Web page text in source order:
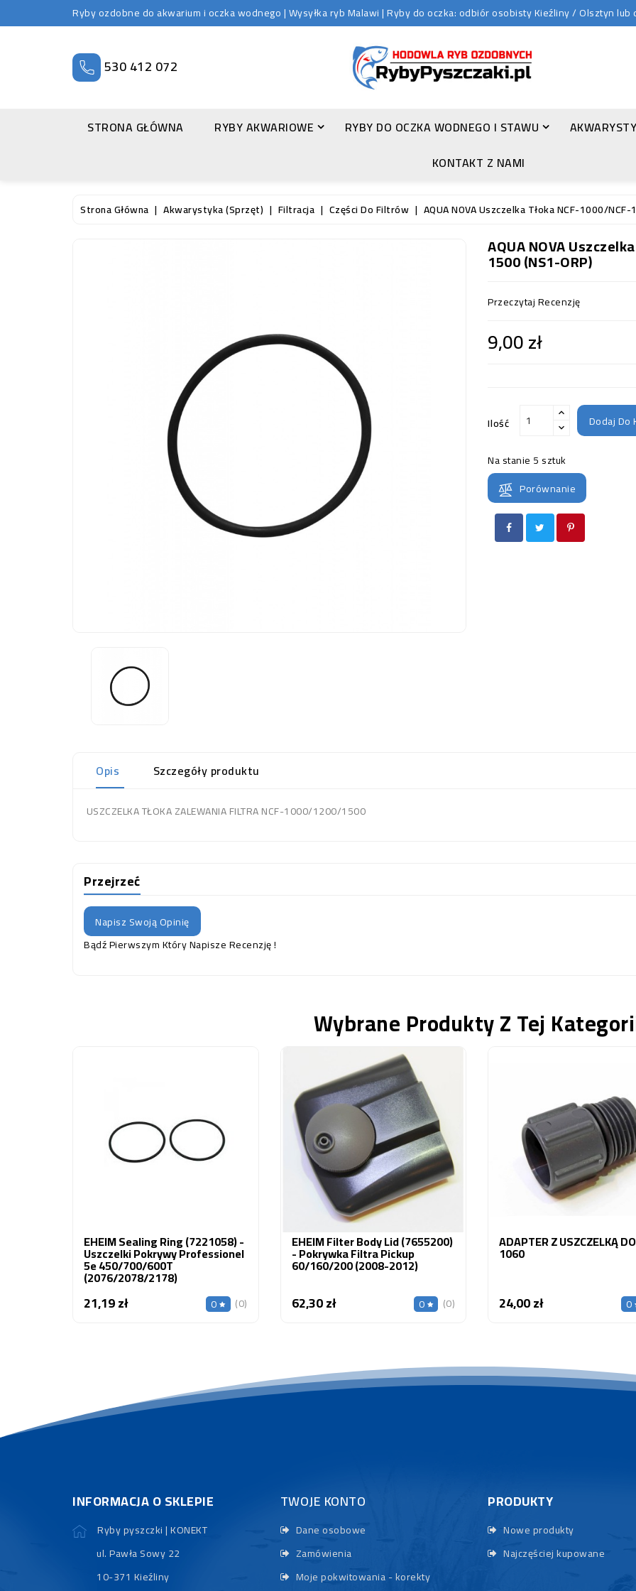
Ryby ozdobne do akwarium i oczka wodnego | Wysyłka ryb Malawi | Ryby do oczka: odbiór osobisty Kieźliny / Olsztyn
530 412 072
STRONA GŁÓWNA RYBY AKWARIOWE RYBY DO OCZKA WODNEGO I STAWU
KONTAKT Z NAMI
Strona Główna Akwarystyka (sprzęt) Filtracja Części Do Filtrów AQUA NOVA Uszczelka Tłoka NCF-1000/
AQUA NOVA
1500 (NS1-ORP)
Przeczytaj Recenzję
9,00 zł
Ilość Dodaj Do
Na stanie 5 sztuk
Porównanie
Opis Szczegóły produktu
USZCZELKA TŁOKA ZALEWANIA FILTRA NCF-1000/1200/1500
Przejrzeć
Napisz Swoją Opinię
Bądź Pierwszym Który Napisze Recenzję !
Wybrane Produkty Z Tej
EHEIM Sealing Ring (7221058) -
Uszczelki Pokrywy Professionel
5e 450/700/600T
(2076/2078/2178)
21,19 złCena 0 (0)
EHEIM Filter Body Lid (7655200)
- Pokrywka Filtra Pickup
60/160/200 (2008-2012)
62,30 złCena 0 (0)
ADAPTER Z USZCZELKĄ DO
1060
24,00 złCena 0
INFORMACJA O SKLEPIE
Ryby pyszczki | KONEKT
ul. Pawła Sowy 22
10-371 Kieźliny
TWOJE KONTO
Dane osobowe
Zamówienia
Moje pokwitowania - korekty
PRODUKTY
Nowe produkty
Najczęściej kupowane